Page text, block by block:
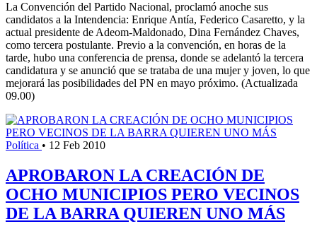
La Convención del Partido Nacional, proclamó anoche sus
candidatos a la Intendencia: Enrique Antía, Federico Casaretto, y la
actual presidente de Adeom-Maldonado, Dina Fernández Chaves,
como tercera postulante. Previo a la convención, en horas de la
tarde, hubo una conferencia de prensa, donde se adelantó la tercera
candidatura y se anunció que se trataba de una mujer y joven, lo que
mejorará las posibilidades del PN en mayo próximo. (Actualizada
09.00)
Política • 12 Feb 2010
APROBARON LA CREACIÓN DE
OCHO MUNICIPIOS PERO VECINOS
DE LA BARRA QUIEREN UNO MÁS